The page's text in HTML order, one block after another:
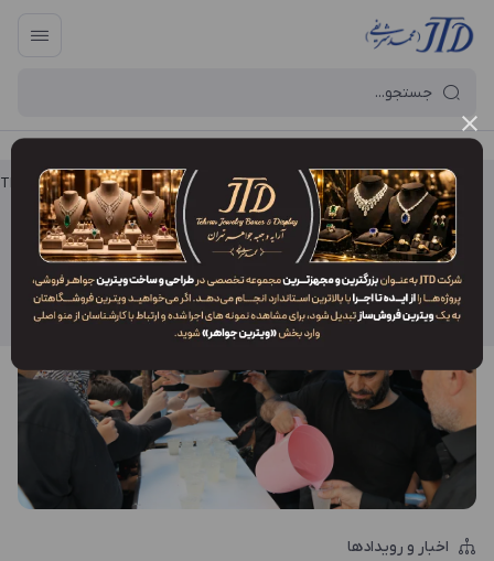
آرایه و جعبه جواهر تهران / بایگانی نوشته‌ها / موکب اربعین مجموعه JTD 1403
موکب اربعین مجموعه JTD 1403
اخبار و رویدادها